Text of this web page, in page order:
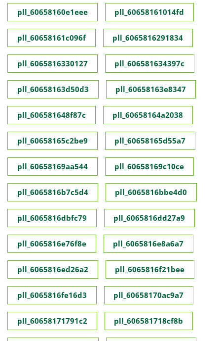
pll_60658160e1eee pll_60658161014fd
pll_60658161c096f pll_6065816291834
pll_6065816330127 pll_606581634397c
pll_60658163d50d3 pll_60658163e8347
pll_606581648f87c pll_60658164a2038
pll_60658165c2be9 pll_60658165d55a7
pll_60658169aa544 pll_60658169c10ce
pll_6065816b7c5d4 pll_6065816bbe4d0
pll_6065816dbfc79 pll_6065816dd27a9
pll_6065816e76f8e pll_6065816e8a6a7
pll_6065816ed26a2 pll_6065816f21bee
pll_6065816fe16d3 pll_60658170ac9a7
pll_60658171791c2 pll_606581718cf8b